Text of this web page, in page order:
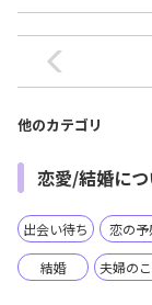
他のカテゴリ
恋愛/結婚に
出会い待ち 恋の予
結婚 夫婦の